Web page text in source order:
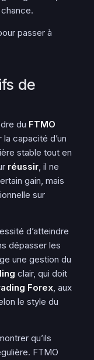
passer à
de
du FTMO
capacité d’un
stable tout en
réussir, il ne
gain, mais
sur
d’atteindre
dépasser les
une gestion du
clair, qui doit
Forex, aux
le style du
qu’ils
FTMO